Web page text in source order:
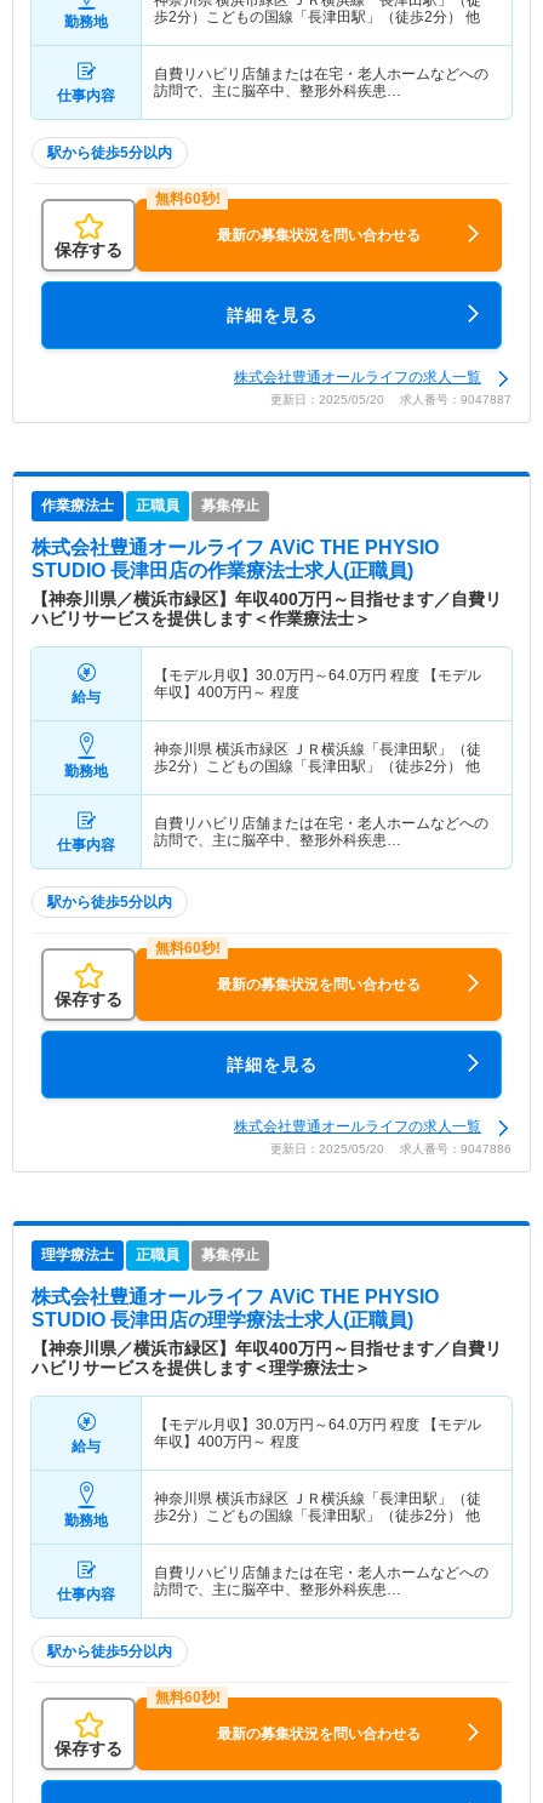
勤務地
歩2分）こどもの国線「長津田駅」（徒歩2分） 他
仕事内容
自費リハビリ店舗または在宅・老人ホームなどへの
訪問で、主に脳卒中、整形外科疾患…
駅から徒歩5分以内
保存する
最新の募集状況を問い合わせる
詳細を見る
株式会社豊通オールライフの求人一覧
更新日：2025/05/20 求人番号：9047887
作業療法士 正職員 募集停止
株式会社豊通オールライフ AViC THE PHYSIO
STUDIO 長津田店の作業療法士求人(正職員)
【神奈川県／横浜市緑区】年収400万円～目指せます／自費リ
ハビリサービスを提供します＜作業療法士＞
給与
【モデル月収】 30.0万円～64.0万円 程度 【モデル
年収】 400万円～ 程度
勤務地
神奈川県 横浜市緑区 ＪＲ横浜線「長津田駅」（徒
歩2分）こどもの国線「長津田駅」（徒歩2分） 他
仕事内容
自費リハビリ店舗または在宅・老人ホームなどへの
訪問で、主に脳卒中、整形外科疾患…
駅から徒歩5分以内
保存する
最新の募集状況を問い合わせる
詳細を見る
株式会社豊通オールライフの求人一覧
更新日：2025/05/20 求人番号：9047886
理学療法士 正職員 募集停止
株式会社豊通オールライフ AViC THE PHYSIO
STUDIO 長津田店の理学療法士求人(正職員)
【神奈川県／横浜市緑区】年収400万円～目指せます／自費リ
ハビリサービスを提供します＜理学療法士＞
給与
【モデル月収】 30.0万円～64.0万円 程度 【モデル
年収】 400万円～ 程度
勤務地
神奈川県 横浜市緑区 ＪＲ横浜線「長津田駅」（徒
歩2分）こどもの国線「長津田駅」（徒歩2分） 他
仕事内容
自費リハビリ店舗または在宅・老人ホームなどへの
訪問で、主に脳卒中、整形外科疾患…
駅から徒歩5分以内
保存する
最新の募集状況を問い合わせる